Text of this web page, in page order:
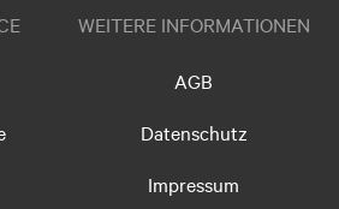
WEITERE INFORMATIONEN
AGB
Datenschutz
Impressum